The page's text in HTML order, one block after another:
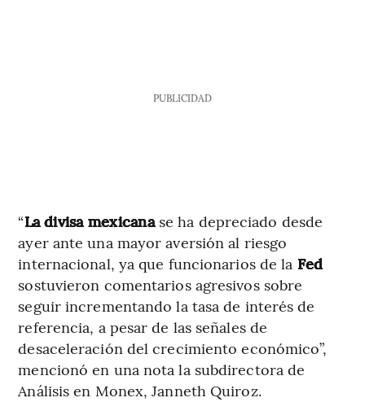
PUBLICIDAD
“La divisa mexicanase ha depreciado desde
ayer ante una mayor aversión al riesgo
internacional, ya que funcionarios de la Fed
sostuvieron comentarios agresivos sobre
seguir incrementando la tasa de interés de
referencia, a pesar de las señales de
desaceleración del crecimiento económico”,
mencionó en una nota la subdirectora de
Análisis en Monex, Janneth Quiroz.